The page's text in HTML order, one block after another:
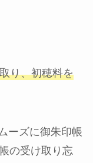
り、初穂料を
ーズに御朱印帳
の受け取り忘